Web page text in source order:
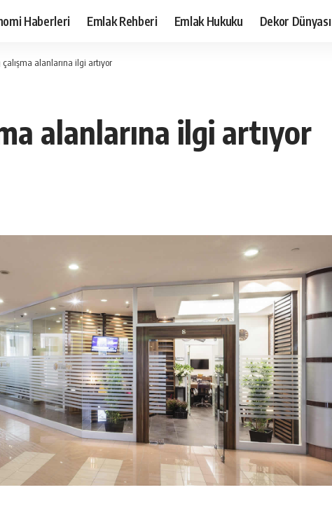
Haberleri Emlak Rehberi Emlak Hukuku Dekor Dünyası
çalışma alanlarına ilgi artıyor
alanlarına ilgi artıyor